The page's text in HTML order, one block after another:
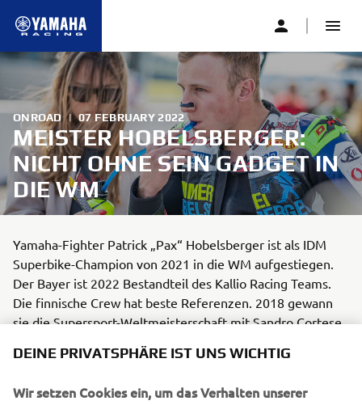
ONROAD | 07 FEBRUARY 2022
MEISTER HOBELSBERGER:
NICHT OHNE SEIN GADGET IN
DIE WM
Yamaha-Fighter Patrick „Pax“ Hobelsberger ist als IDM
Superbike-Champion von 2021 in die WM aufgestiegen.
Der Bayer ist 2022 Bestandteil des Kallio Racing Teams.
Die finnische Crew hat beste Referenzen. 2018 gewann
sie die Supersport-Weltmeisterschaft mit Sandro Cortese.
gelangen in der IDM Supersport 600 auf der Yamaha R6
DEINE PRIVATSPHÄRE IST UNS WICHTIG
Website-Nutzer besser zu verstehen und dadurch